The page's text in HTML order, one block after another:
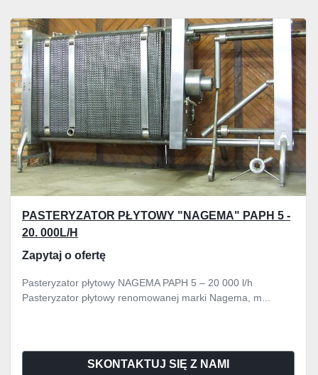
PASTERYZATOR PŁYTOWY "NAGEMA" PAPH 5 -
20. 000L/H
Zapytaj o ofertę
Pasteryzator płytowy NAGEMA PAPH 5 – 20 000 l/h
Pasteryzator płytowy renomowanej marki Nagema, m...
SKONTAKTUJ SIĘ Z NAMI